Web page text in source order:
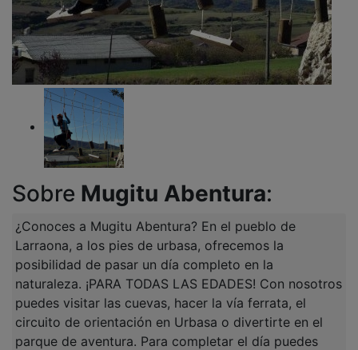
Sobre Mugitu Abentura:
¿Conoces a Mugitu Abentura? En el pueblo de
Larraona, a los pies de urbasa, ofrecemos la
posibilidad de pasar un día completo en la
naturaleza. ¡PARA TODAS LAS EDADES! Con nosotros
puedes visitar las cuevas, hacer la vía ferrata, el
circuito de orientación en Urbasa o divertirte en el
parque de aventura. Para completar el día puedes